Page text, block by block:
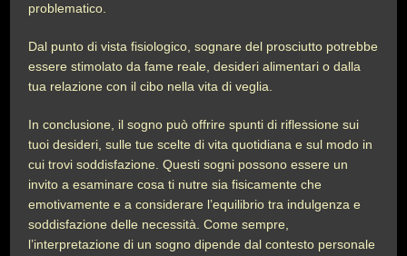
problematico.
Dal punto di vista fisiologico, sognare del prosciutto potrebbe
essere stimolato da fame reale, desideri alimentari o dalla
tua relazione con il cibo nella vita di veglia.
In conclusione, il sogno può offrire spunti di riflessione sui
tuoi desideri, sulle tue scelte di vita quotidiana e sul modo in
cui trovi soddisfazione. Questi sogni possono essere un
invito a esaminare cosa ti nutre sia fisicamente che
emotivamente e a considerare l’equilibrio tra indulgenza e
soddisfazione delle necessità. Come sempre,
l’interpretazione di un sogno dipende dal contesto personale